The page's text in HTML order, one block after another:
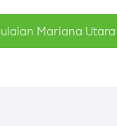
Mariana Utara